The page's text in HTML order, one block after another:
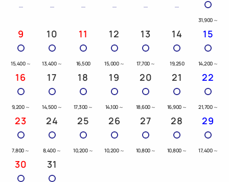
31,900 ～
9
15,400 ～
10
13,400 ～
11
16,500
12
15,000 ～
13
17,700 ～
14
19,250
15
14,200 ～
16
9,200 ～
17
14,500 ～
18
17,300 ～
19
14,100 ～
20
18,600 ～
21
16,900 ～
22
21,700 ～
23
7,800 ～
24
8,400 ～
25
10,200 ～
26
10,200 ～
27
10,800 ～
28
10,800 ～
29
17,400 ～
30 31